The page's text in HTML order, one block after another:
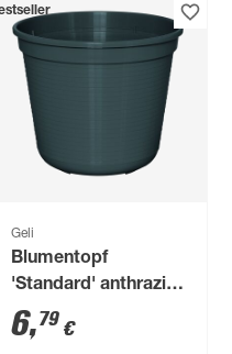
Geli
Blumentopf
'Standard' anthrazit
Ø 32 cm
6,79 €